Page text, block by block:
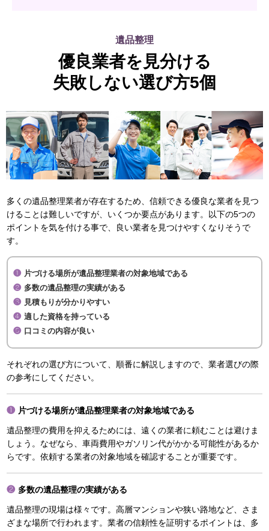
遺品整理
優良業者を見分ける
失敗しない選び方5個
多くの遺品整理業者が存在するため、信頼できる優良な業者を見つ
けることは難しいですが、いくつか要点があります。以下の5つの
ポイントを気を付ける事で、良い業者を見つけやすくなりそうで
す。
片づける場所が遺品整理業者の対象地域である
多数の遺品整理の実績がある
見積もりが分かりやすい
適した資格を持っている
口コミの内容が良い
それぞれの選び方について、順番に解説しますので、業者選びの際
の参考にしてください。
片づける場所が遺品整理業者の対象地域である
遺品整理の費用を抑えるためには、遠くの業者に頼むことは避けま
しょう。なぜなら、車両費用やガソリン代がかかる可能性があるか
らです。依頼する業者の対象地域を確認することが重要です。
多数の遺品整理の実績がある
遺品整理の現場は様々です。高層マンションや狭い路地など、さま
ざまな場所で行われます。業者の信頼性を証明するポイントは、多